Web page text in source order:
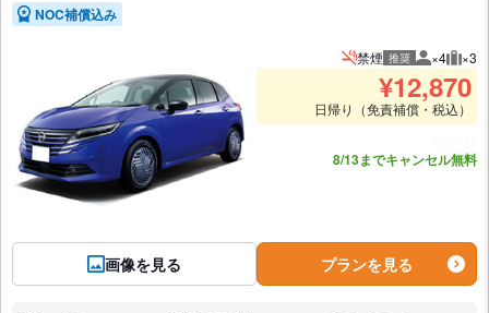
NOC補償込み
画像を見る
禁煙 推奨 推奨人数
×4 推
×3
¥12,870
日帰り（免責補償・税込）
8/13までキャンセル無料
プランを見る